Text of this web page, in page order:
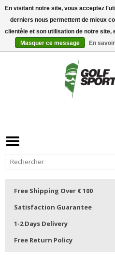
Free Shipping Over € 100
Satisfaction Guarantee
1-2 Days Delivery
Free Return Policy
En visitant notre site, vous acceptez
derniers nous permettent de mieux
clientèle et son utilisation de notre site,
Masquer ce message
En